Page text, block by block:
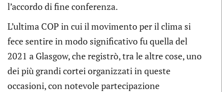
l’accordo di fine conferenza.
L’ultima COP in cui il movimento per il clima si
fece sentire in modo significativo fu quella del
2021 a Glasgow, che registrò, tra le altre cose, uno
dei più grandi cortei organizzati in queste
occasioni, con notevole partecipazione